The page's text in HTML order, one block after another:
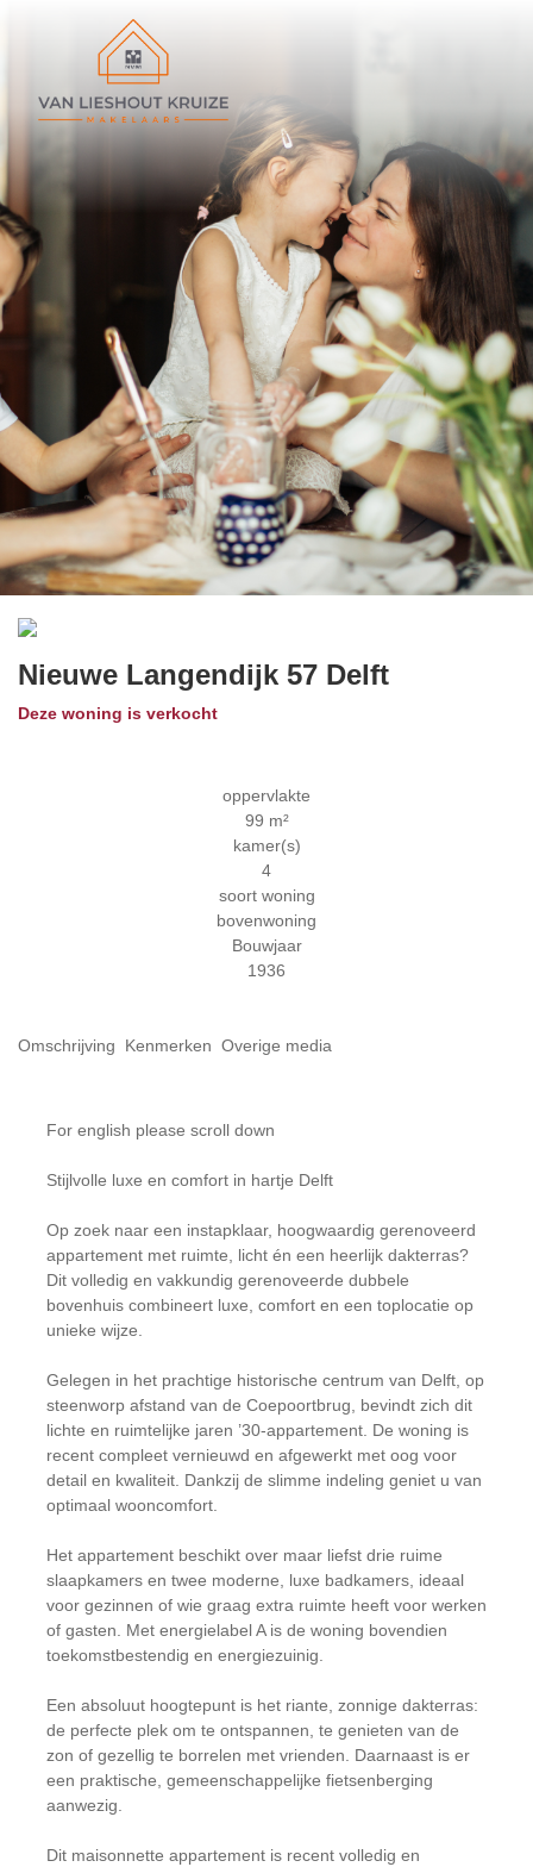
Nieuwe Langendijk 57 Delft
Deze woning is verkocht
oppervlakte
99 m²
kamer(s)
4
soort woning
bovenwoning
Bouwjaar
1936
Omschrijving Kenmerken Overige media
For english please scroll down
Stijlvolle luxe en comfort in hartje Delft
Op zoek naar een instapklaar, hoogwaardig gerenoveerd
appartement met ruimte, licht én een heerlijk dakterras?
Dit volledig en vakkundig gerenoveerde dubbele
bovenhuis combineert luxe, comfort en een toplocatie op
unieke wijze.
Gelegen in het prachtige historische centrum van Delft, op
steenworp afstand van de Coepoortbrug, bevindt zich dit
lichte en ruimtelijke jaren ’30-appartement. De woning is
recent compleet vernieuwd en afgewerkt met oog voor
detail en kwaliteit. Dankzij de slimme indeling geniet u van
optimaal wooncomfort.
Het appartement beschikt over maar liefst drie ruime
slaapkamers en twee moderne, luxe badkamers, ideaal
voor gezinnen of wie graag extra ruimte heeft voor werken
of gasten. Met energielabel A is de woning bovendien
toekomstbestendig en energiezuinig.
Een absoluut hoogtepunt is het riante, zonnige dakterras:
de perfecte plek om te ontspannen, te genieten van de
zon of gezellig te borrelen met vrienden. Daarnaast is er
een praktische, gemeenschappelijke fietsenberging
aanwezig.
Dit maisonnette appartement is recent volledig en